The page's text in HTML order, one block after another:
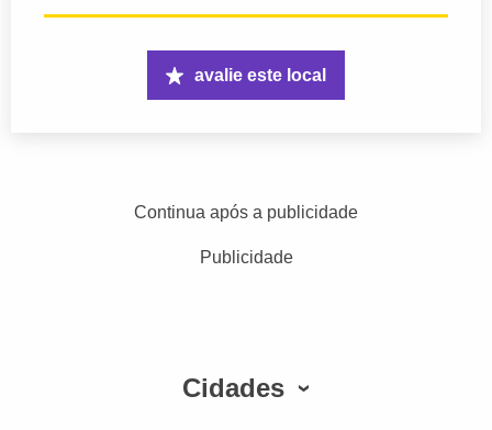
avalie este local
Continua após a publicidade
Publicidade
Cidades